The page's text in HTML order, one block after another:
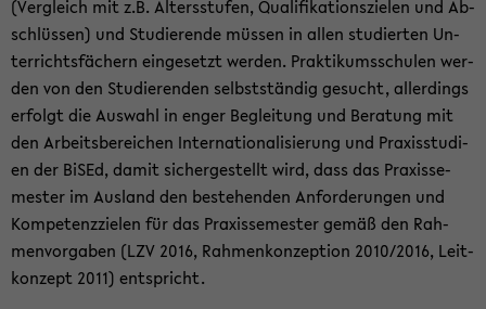
(Ver­gleich mit z.B. Al­ters­stu­fen, Qua­li­fi­ka­ti­ons­zie­len und Ab­
schlüs­sen) und Stu­die­ren­de müs­sen in allen stu­dier­ten Un­
ter­richts­fä­chern ein­ge­setzt wer­den. Prak­ti­kums­schu­len wer­
den von den Stu­die­ren­den selbst­stän­dig ge­sucht, al­ler­dings
er­folgt die Aus­wahl in enger Be­glei­tung und Be­ra­tung mit
den Ar­beits­be­rei­chen In­ter­na­tio­na­li­sie­rung und Pra­xis­stu­di­
en der BiSEd, damit si­cher­ge­stellt wird, dass das Pra­xis­se­
mes­ter im Aus­land den be­stehen­den An­for­de­run­gen und
Kom­pe­tenz­zie­len für das Pra­xis­se­mes­ter gemäß den Rah­
men­vor­ga­ben (LZV 2016, Rah­men­kon­zep­ti­on 2010/2016, Leit­
kon­zept 2011) ent­spricht.